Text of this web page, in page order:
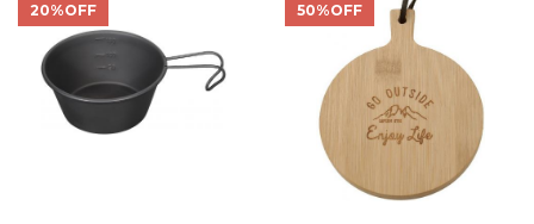
50% Off
20%OFF
50%OFF